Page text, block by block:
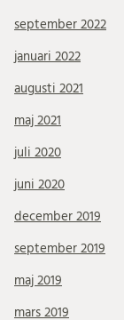
september 2022
januari 2022
augusti 2021
maj 2021
juli 2020
juni 2020
december 2019
september 2019
maj 2019
mars 2019